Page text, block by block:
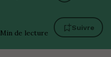
Min de lecture
Suivre